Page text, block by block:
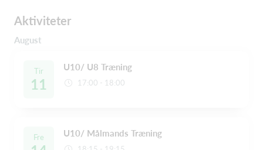
Aktiviteter
August
Tir
11
U10/ U8 Træning
17:00 - 18:00
Fre U10/ Målmands Træning